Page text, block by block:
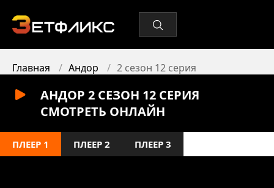
Главная Андор 2 сезон 12 серия
АНДОР 2 СЕЗОН 12 СЕРИЯ
СМОТРЕТЬ ОНЛАЙН
ПЛЕЕР 1 ПЛЕЕР 2 ПЛЕЕР 3